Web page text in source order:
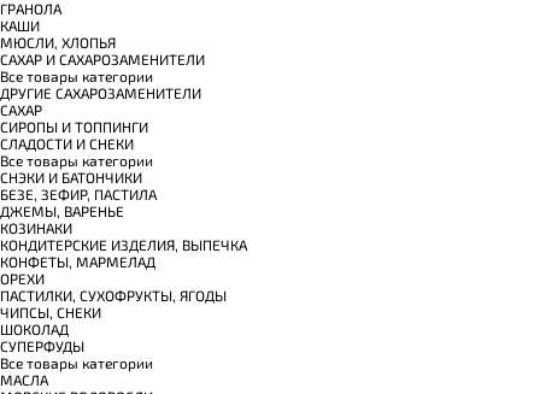
ГРАНОЛА
КАШИ
МЮСЛИ, ХЛОПЬЯ
САХАР И САХАРОЗАМЕНИТЕЛИ
Все товары категории
ДРУГИЕ САХАРОЗАМЕНИТЕЛИ
САХАР
СИРОПЫ И ТОППИНГИ
СЛАДОСТИ И СНЕКИ
Все товары категории
СНЭКИ И БАТОНЧИКИ
БЕЗЕ, ЗЕФИР, ПАСТИЛА
ДЖЕМЫ, ВАРЕНЬЕ
КОЗИНАКИ
КОНДИТЕРСКИЕ ИЗДЕЛИЯ, ВЫПЕЧКА
КОНФЕТЫ, МАРМЕЛАД
ОРЕХИ
ПАСТИЛКИ, СУХОФРУКТЫ, ЯГОДЫ
ЧИПСЫ, СНЕКИ
ШОКОЛАД
СУПЕРФУДЫ
Все товары категории
МАСЛА